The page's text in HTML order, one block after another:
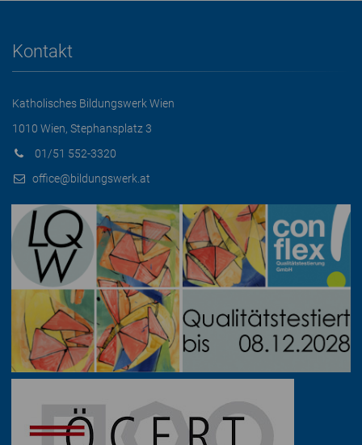
Kontakt
Katholisches Bildungswerk Wien
1010 Wien, Stephansplatz 3
01/51 552-3320
office@bildungswerk.at